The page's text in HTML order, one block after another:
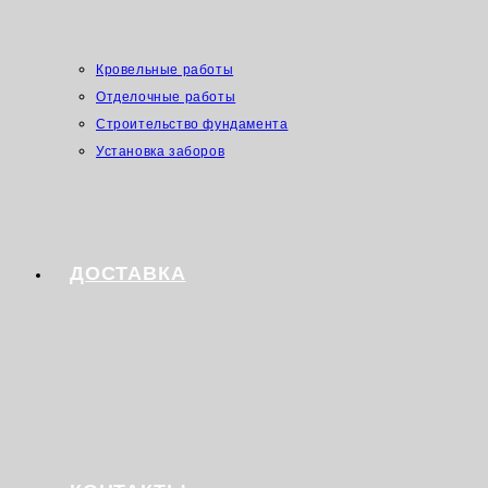
Кровельные работы
Отделочные работы
Строительство фундамента
Установка заборов
ДОСТАВКА